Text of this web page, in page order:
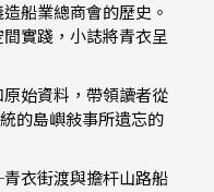
船業總商會的歷史。
實踐，小誌將青衣呈
始資料，帶領讀者從
的島嶼敍事所遺忘的
衣街渡與擔杆山路船